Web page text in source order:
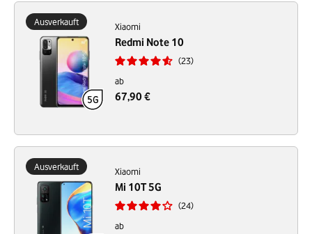
Ausverkauft Xiaomi
Redmi Note 10
23
ab
67,90 €
Ausverkauft Xiaomi
Mi 10T 5G
24
ab